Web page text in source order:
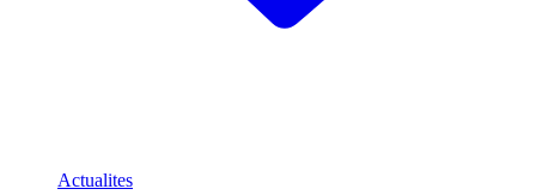
Actualites